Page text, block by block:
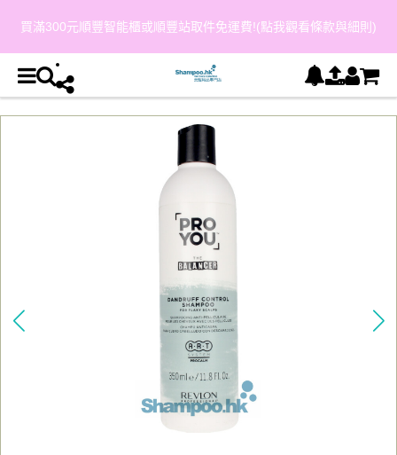
買滿300元順豐智能櫃或順豐站取件免運費!(點我觀看條款與細則)